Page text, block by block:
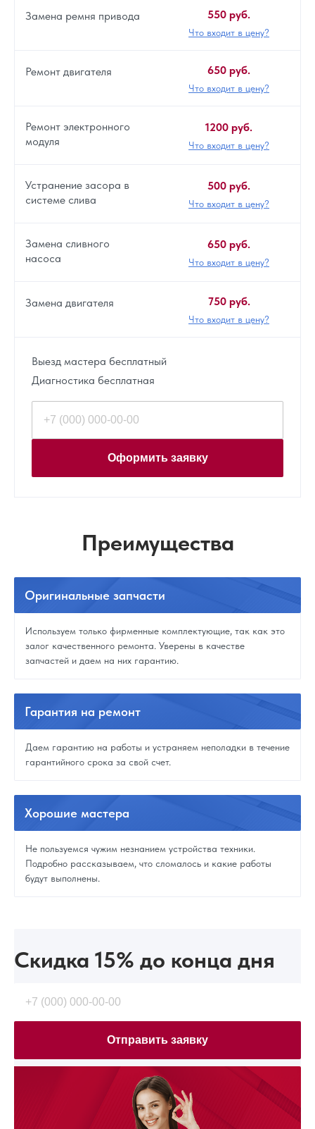
Замена ремня привода 550 руб.
Что входит в цену?
Ремонт двигателя 650 руб.
Что входит в цену?
Ремонт электронного
модуля
1200 руб.
Что входит в цену?
Устранение засора в
системе слива
500 руб.
Что входит в цену?
Замена сливного
насоса
650 руб.
Что входит в цену?
Замена двигателя 750 руб.
Что входит в цену?
Выезд мастера бесплатный
Диагностика бесплатная
Оформить заявку
Преимущества
Оригинальные запчасти
Используем только фирменные комплектующие, так как это
залог качественного ремонта. Уверены в качестве
запчастей и даем на них гарантию.
Гарантия на ремонт
Даем гарантию на работы и устраняем неполадки в течение
гарантийного срока за свой счет.
Хорошие мастера
Не пользуемся чужим незнанием устройства техники.
Подробно рассказываем, что сломалось и какие работы
будут выполнены.
Скидка 15% до конца дня
Отправить заявку